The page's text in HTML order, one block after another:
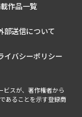
作品一覧
部送信について
イバシーポリシー
ビスが、著作権者から
あることを示す登録商